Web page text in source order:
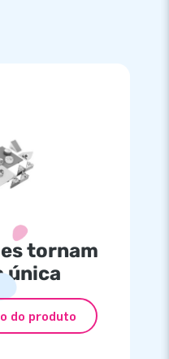
tornam
única
do produto